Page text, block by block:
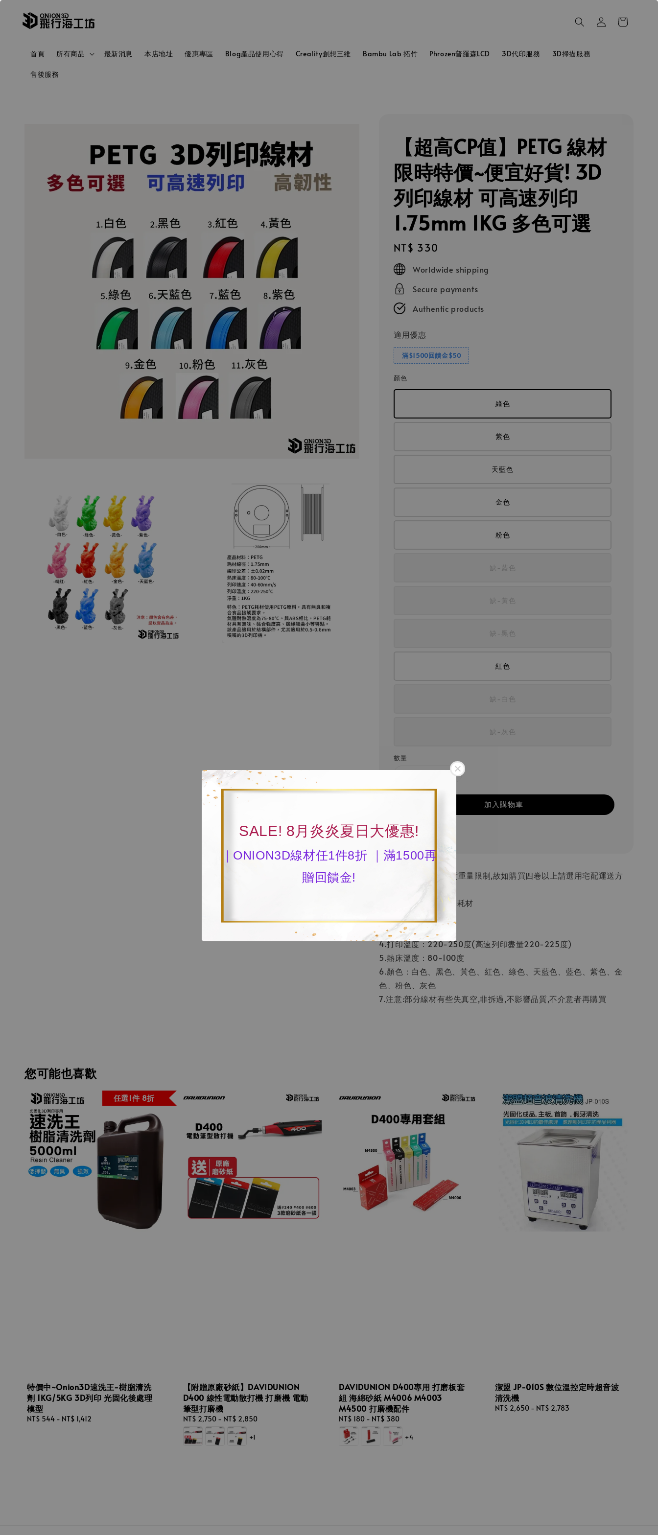
SALE! 8月炎炎夏日大優惠!
｜ONION3D線材任1件8折 ｜滿1500再
贈回饋金!
首頁 所有商品 最新消息 本店地址 優惠專區 Blog產品使用心得 Creality創想三維 Bambu Lab 拓竹 Phrozen普羅森LCD 3D代印服務 3D掃描服務
售後服務
【超高CP值】PETG 線材
限時特價~便宜好貨! 3D
列印線材 可高速列印
1.75mm 1KG 多色可選
Regular
price
NT$ 330
Worldwide shipping
Secure payments
Authentic products
適用優惠
滿$1500回饋金$50
顏色
綠色
紫色
天藍色
金色
粉色
缺-藍色
缺-黃色
缺-黑色
紅色
缺-白色
缺-灰色
數量
加入購物車
分享
(溫馨提醒:因超商寄貨重量限制,故如購買四卷以上請選用宅配運送方
1.名稱：PETG 3D列印耗材
3.線徑：1.75mm
4.打印溫度：220-250度(高速列印盡量220-225度)
5.熱床溫度：80-100度
6.顏色：白色、黑色、黃色、紅色、綠色、天藍色、藍色、紫色、金
色、粉色、灰色
7.注意:部分線材有些失真空,非拆過,不影響品質,不介意者再購買
您可能也喜歡
任選1件 8折
特價中~Onion3D速洗王-樹脂清洗
劑 1KG/5KG 3D列印 光固化後處理
模型
Regular
NT$ 544 - NT$ 1,412
【附贈原廠砂紙】DAVIDUNION
D400 線性電動散打機 打磨機 電動
筆型打磨機
Regular
price
NT$ 2,750- NT$ 2,850
+1
DAVIDUNION D400專用 打磨板套
組 海綿砂紙 M4006 M4003
M4500 打磨機配件
Regular
price
NT$ 180 - NT$ 380
+4
潔盟 JP-010S 數位溫控定時超音波
清洗機
Regular
NT$ 2,650- NT$ 2,783